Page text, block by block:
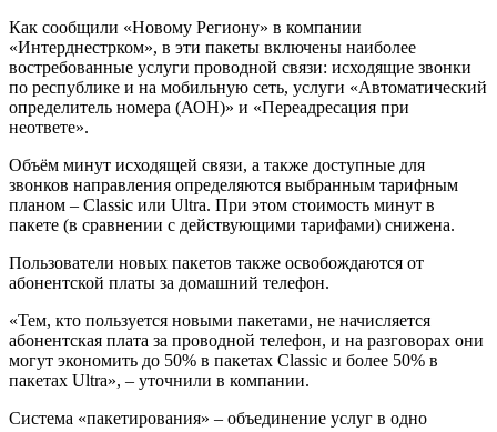
Как сообщили «Новому Региону» в компании
«Интерднестрком», в эти пакеты включены наиболее
востребованные услуги проводной связи: исходящие звонки
по республике и на мобильную сеть, услуги «Автоматический
определитель номера (АОН)» и «Переадресация при
неответе».
Объём минут исходящей связи, а также доступные для
звонков направления определяются выбранным тарифным
планом – Classic или Ultra. При этом стоимость минут в
пакете (в сравнении с действующими тарифами) снижена.
Пользователи новых пакетов также освобождаются от
абонентской платы за домашний телефон.
«Тем, кто пользуется новыми пакетами, не начисляется
абонентская плата за проводной телефон, и на разговорах они
могут экономить до 50% в пакетах Classic и более 50% в
пакетах Ultra», – уточнили в компании.
Система «пакетирования» – объединение услуг в одно